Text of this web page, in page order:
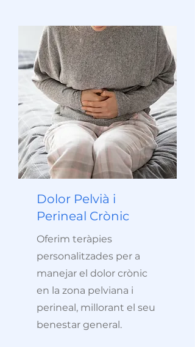
Dolor Pelvià i
Perineal Crònic
Oferim teràpies
personalitzades per a
manejar el dolor crònic
en la zona pelviana i
perineal, millorant el seu
benestar general.